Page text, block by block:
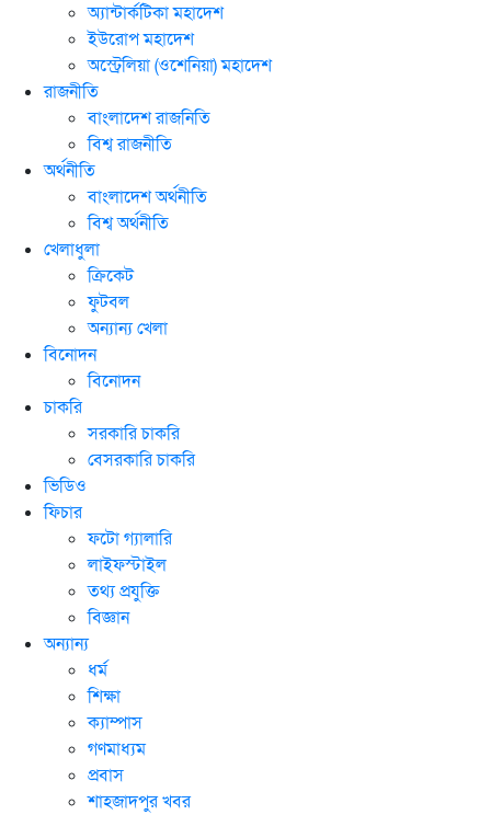
অ্যান্টার্কটিকা মহাদেশ
ইউরোপ মহাদেশ
অস্ট্রেলিয়া (ওশেনিয়া) মহাদেশ
রাজনীতি
বাংলাদেশ রাজনিতি
বিশ্ব রাজনীতি
অর্থনীতি
বাংলাদেশ অর্থনীতি
বিশ্ব অর্থনীতি
খেলাধুলা
ক্রিকেট
ফুটবল
অন্যান্য খেলা
বিনোদন
বিনোদন
চাকরি
সরকারি চাকরি
বেসরকারি চাকরি
ভিডিও
ফিচার
ফটো গ্যালারি
লাইফস্টাইল
তথ্য প্রযুক্তি
বিজ্ঞান
অন্যান্য
ধর্ম
শিক্ষা
ক্যাম্পাস
গণমাধ্যম
প্রবাস
শাহজাদপুর খবর